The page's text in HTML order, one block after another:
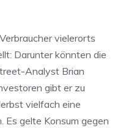
vielerorts
Darunter könnten die
Analyst Brian
gibt er zu
vielfach eine
gelte Konsum gegen